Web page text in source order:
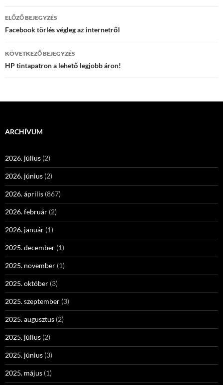
Bejegyzések
navigációja
ELŐZŐ BEJEGYZÉS
Facebook törlés végleg az internetről
KÖVETKEZŐ BEJEGYZÉS
HP tintapatron a lehető legjobb áron!
ARCHÍVUM
2026. július (2)
2026. június (2)
2026. április (867)
2026. február (2)
2026. január (1)
2025. december (1)
2025. november (1)
2025. október (3)
2025. szeptember (3)
2025. augusztus (2)
2025. július (2)
2025. június (3)
2025. május (1)